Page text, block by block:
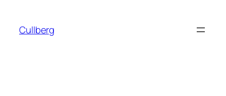
innehåll
Cullberg